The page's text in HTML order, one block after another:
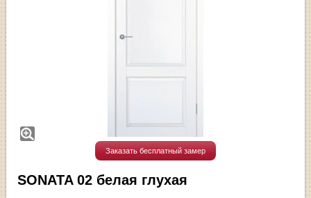
Заказать бесплатный замер
SONATA 02 белая глухая